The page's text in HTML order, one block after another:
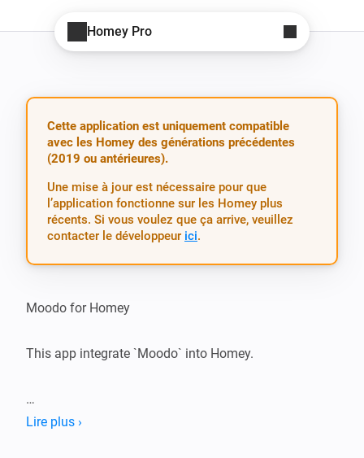
Homey Pro
Cette application est uniquement compatible
avec les Homey des générations précédentes
(2019 ou antérieures).
Une mise à jour est nécessaire pour que
l’application fonctionne sur les Homey plus
récents. Si vous voulez que ça arrive, veuillez
contacter le développeur ici.
Moodo for Homey
This app integrate `Moodo` into Homey.
*Usage*
Lire plus ›